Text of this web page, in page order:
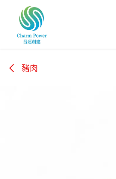
跳至內容
豬肉